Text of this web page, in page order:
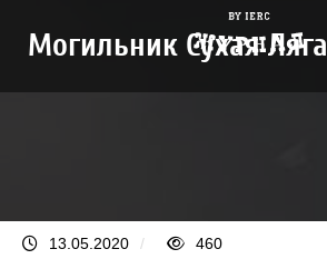
Могильник Сухая Ляга
13.05.2020 / 460